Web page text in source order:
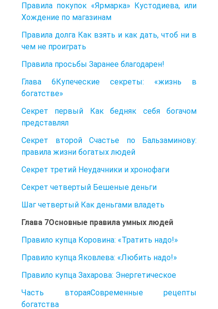
Правила покупок «Ярмарка» Кустодиева, или
Хождение по магазинам
Правила долга Как взять и как дать, чтоб ни в
чем не проиграть
Правила просьбы Заранее благодарен!
Глава 6Купеческие секреты: «жизнь в
богатстве»
Секрет первый Как бедняк себя богачом
представлял
Секрет второй Счастье по Бальзаминову:
правила жизни богатых людей
Секрет третий Неудачники и хронофаги
Секрет четвертый Бешеные деньги
Шаг четвертый Как деньгами владеть
Глава 7Основные правила умных людей
Правило купца Коровина: «Тратить надо!»
Правило купца Яковлева: «Любить надо!»
Правило купца Захарова: Энергетическое
Часть втораяСовременные рецепты
богатства